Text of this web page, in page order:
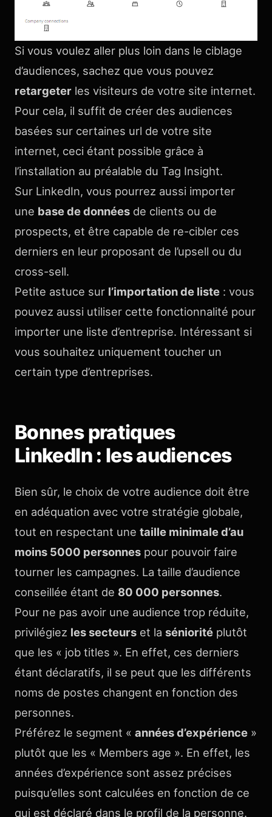
Si vous voulez aller plus loin dans le ciblage
d’audiences, sachez que vous pouvez
retargeter les visiteurs de votre site internet.
Pour cela, il suffit de créer des audiences
basées sur certaines url de votre site
internet, ceci étant possible grâce à
l’installation au préalable du Tag Insight.
Sur LinkedIn, vous pourrez aussi importer
une base de données de clients ou de
prospects, et être capable de re-cibler ces
derniers en leur proposant de l’upsell ou du
cross-sell.
Petite astuce sur l’importation de liste : vous
pouvez aussi utiliser cette fonctionnalité pour
importer une liste d’entreprise. Intéressant si
vous souhaitez uniquement toucher un
certain type d’entreprises.
Bonnes pratiques
LinkedIn : les audiences
Bien sûr, le choix de votre audience doit être
en adéquation avec votre stratégie globale,
tout en respectant une taille minimale d’au
moins 5000 personnes pour pouvoir faire
tourner les campagnes. La taille d’audience
conseillée étant de 80 000 personnes.
Pour ne pas avoir une audience trop réduite,
privilégiez les secteurs et la séniorité plutôt
que les « job titles ». En effet, ces derniers
étant déclaratifs, il se peut que les différents
noms de postes changent en fonction des
personnes.
Préférez le segment « années d’expérience »
plutôt que les « Members age ». En effet, les
années d’expérience sont assez précises
puisqu’elles sont calculées en fonction de ce
qui est déclaré dans le profil de la personne.